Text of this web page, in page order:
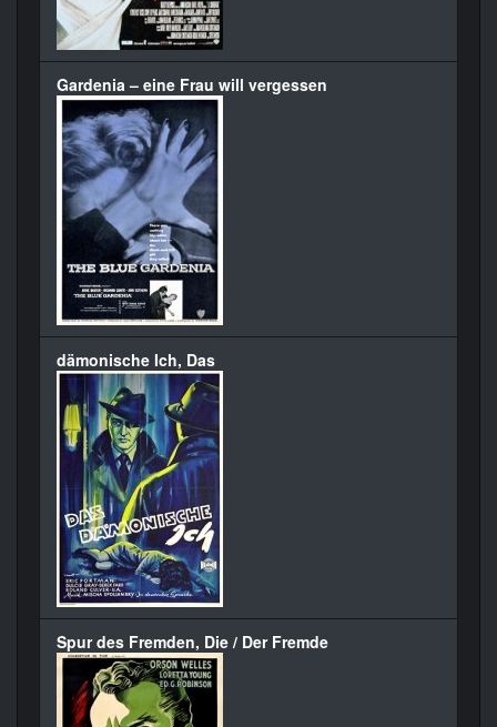
Gardenia – eine Frau will vergessen
dämonische Ich, Das
Spur des Fremden, Die / Der Fremde